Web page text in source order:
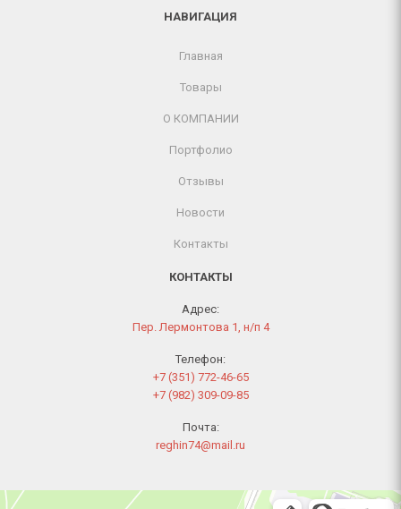
НАВИГАЦИЯ
Главная
Товары
О КОМПАНИИ
Портфолио
Отзывы
Новости
Контакты
КОНТАКТЫ
Адрес:
Пер. Лермонтова 1, н/п 4
Телефон:
+7 (351) 772-46-65
+7 (982) 309-09-85
Почта:
reghin74@mail.ru
Челябинск